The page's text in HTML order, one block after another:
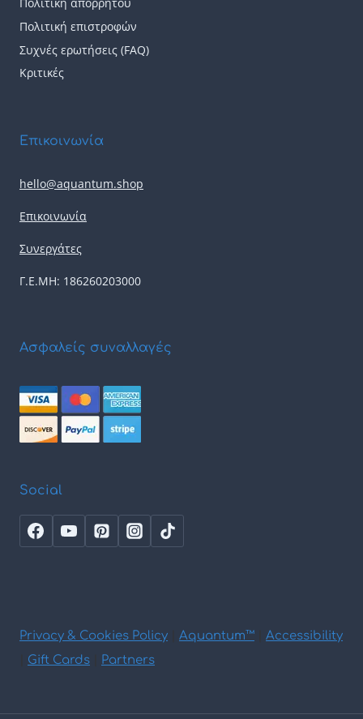
Πολιτική επιστροφών
Συχνές ερωτήσεις (FAQ)
Κριτικές
Επικοινωνία
hello@aquantum.shop
Επικοινωνία
Συνεργάτες
Γ.Ε.ΜΗ: 186260203000
Ασφαλείς συναλλαγές
Social
Privacy & Cookies Policy Aquantum™
Accessibility
Gift Cards Partners